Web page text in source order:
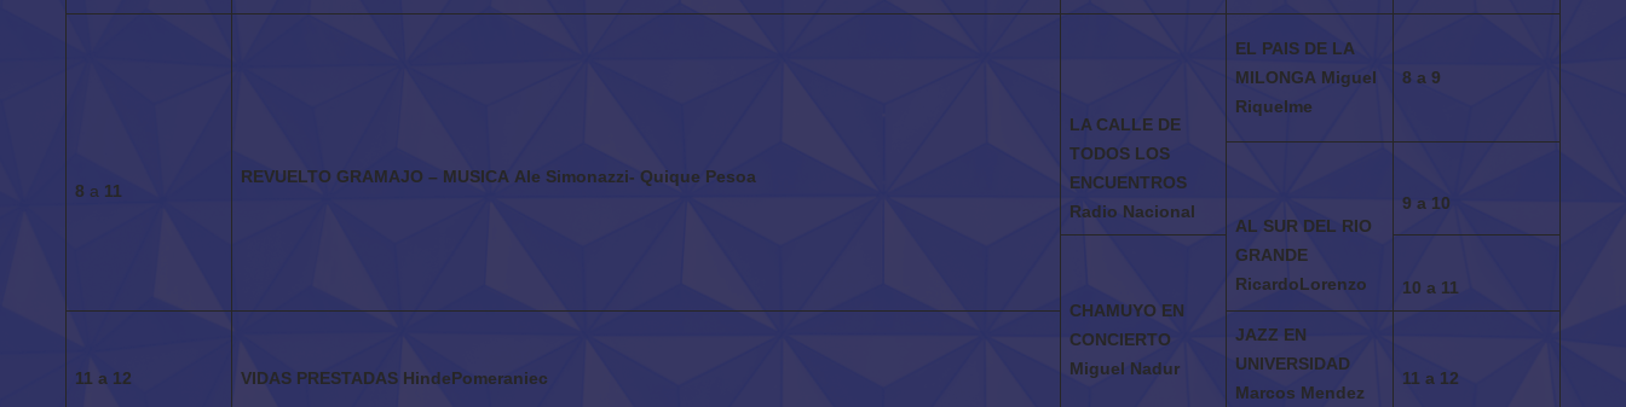
8 a 11
REVUELTO GRAMAJO – MUSICA Ale Simonazzi- Quique Pesoa
LA CALLE DE
TODOS LOS
ENCUENTROS
Radio Nacional
EL PAIS DE LA
MILONGA Miguel
Riquelme
8 a 9
AL SUR DEL RIO
GRANDE
RicardoLorenzo
9 a 10
CHAMUYO EN
CONCIERTO
Miguel Nadur
10 a 11
11 a 12 VIDAS PRESTADAS HindePomeraniec
JAZZ EN
UNIVERSIDAD
Marcos Mendez
11 a 12